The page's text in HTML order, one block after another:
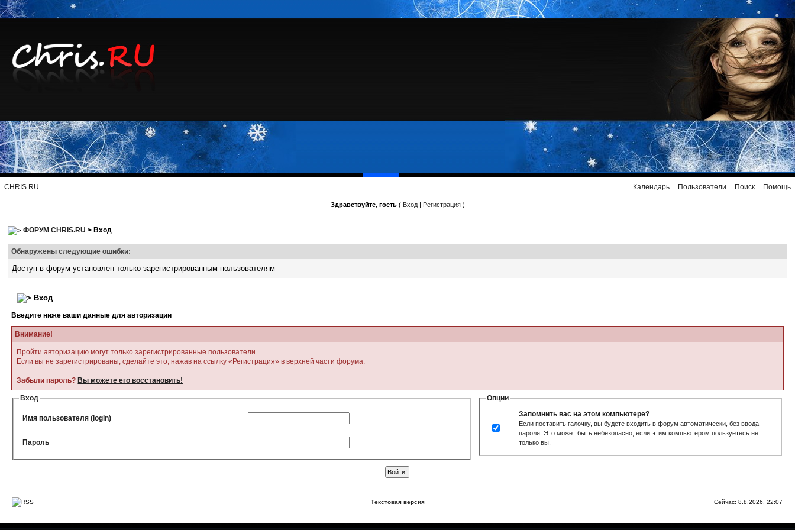
CHRIS.RU Помощь
Поиск
Пользователи
Календарь
Здравствуйте, гость( Вход| Регистрация)
ФОРУМ CHRIS.RU > Вход
Обнаружены следующие ошибки:
Доступ в форум установлен только зарегистрированным пользователям
Вход
Введите ниже ваши данные для авторизации
Внимание!
Пройти авторизацию могут только зарегистрированные пользователи.
Если вы не зарегистрированы, сделайте это, нажав на ссылку «Регистрация» в верхней части форума.
Забыли пароль? Вы можете его восстановить!
Вход
Имя пользователя (login)
Пароль
Опции
Запомнить вас на этом компьютере?
Если поставить галочку, вы будете входить в форум автоматически, без ввода
пароля. Это может быть небезопасно, если этим компьютером пользуетесь не
только вы.
Текстовая версия Сейчас: 8.8.2026, 22:07